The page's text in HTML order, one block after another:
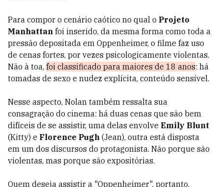
Para compor o cenário caótico no qual o Projeto
Manhattan foi inserido, da mesma forma como toda a
pressão depositada em Oppenheimer, o filme faz uso
de cenas fortes, por vezes psicologicamente violentas.
Não à toa, foi classificado para maiores de 18 anos: há
tomadas de sexo e nudez explícita, conteúdo sensível.
Nesse aspecto, Nolan também ressalta sua
consagração do cinema: há duas cenas que são bem
difíceis de se assistir, uma delas envolve Emily Blunt
(Kitty) e Florence Pugh (Jean), outra está disposta
em um dos discursos do protagonista. Não porque são
violentas, mas porque são expositórias.
Quem deseja assistir a "Oppenheimer", portanto,